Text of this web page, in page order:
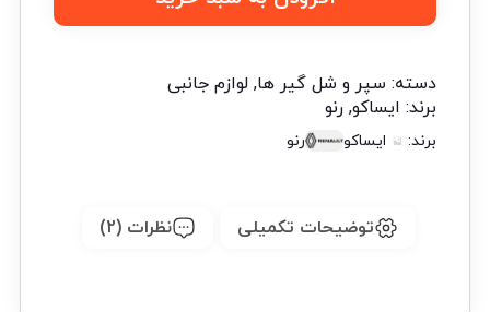
دسته: سپر و شل گیر ها, لوازم جانبی
برند: ایساکو, رنو
برند: ایساکو رنو
توضیحات تکمیلی نظرات (2)